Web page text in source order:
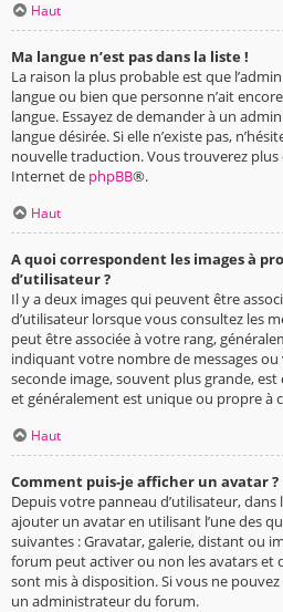
Haut
Ma langue n’est pas dans la liste !
La raison la plus probable est que
langue ou bien que personne n’ait
langue. Essayez de demander à un
langue désirée. Si elle n’existe pas,
nouvelle traduction. Vous trouverez plus
Internet de phpBB®.
Haut
A quoi correspondent les images à
d’utilisateur ?
Il y a deux images qui peuvent être
d’utilisateur lorsque vous consultez les
peut être associée à votre rang,
indiquant votre nombre de messages
seconde image, souvent plus grande,
et généralement est unique ou propre à
Haut
Comment puis-je afficher un avatar ?
Depuis votre panneau d’utilisateur, dans
ajouter un avatar en utilisant l’une des
suivantes : Gravatar, galerie, distant ou
forum peut activer ou non les avatars et
sont mis à disposition. Si vous ne
un administrateur du forum.